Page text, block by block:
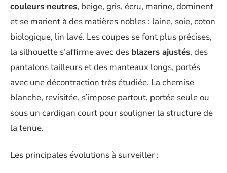
couleurs neutres, beige, gris, écru, marine, dominent
et se marient à des matières nobles : laine, soie, coton
biologique, lin lavé. Les coupes se font plus précises,
la silhouette s’affirme avec des blazers ajustés, des
pantalons tailleurs et des manteaux longs, portés
avec une décontraction très étudiée. La chemise
blanche, revisitée, s’impose partout, portée seule ou
sous un cardigan court pour souligner la structure de
la tenue.
Les principales évolutions à surveiller :